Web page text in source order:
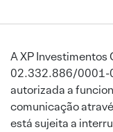
A XP Investimentos
02.332.886/0001-
autorizada a
comunicação
está sujeita a